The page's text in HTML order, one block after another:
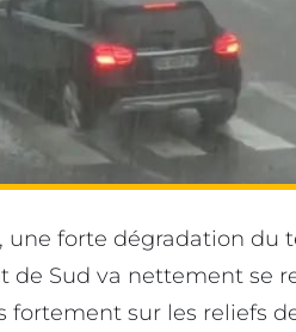
forte dégradation du
de Sud va nettement se
fortement sur les reliefs